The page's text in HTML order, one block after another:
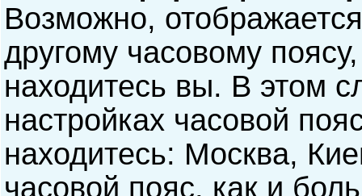
Возможно,
другому часовому
находитесь вы. В этом
настройках часовой
находитесь: Москва,
часовой пояс, как и